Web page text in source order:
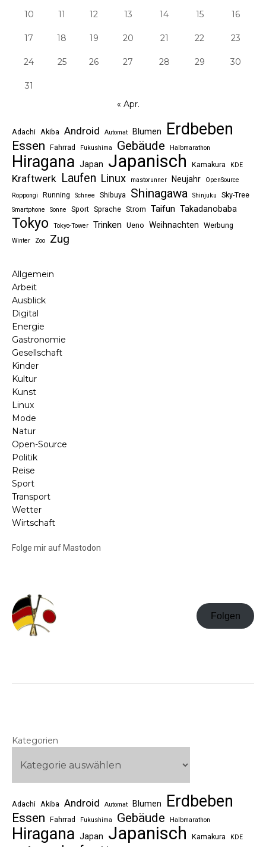
10 11 12 13 14 15 16
17 18 19 20 21 22 23
24 25 26 27 28 29 30
31
« Apr.
Adachi Akiba Android Automat Blumen Erdbeben
Essen Fahrrad Fukushima Gebäude Halbmarathon
Hiragana Japan Japanisch Kamakura KDE
Kraftwerk Laufen Linux mastorunner Neujahr
OpenSource
Roppongi
Running Schnee Shibuya Shinagawa Shinjuku Sky-Tree
Smartphone Sonne Sport Sprache Strom Taifun Takadanobaba
Tokyo Tokyo-Tower Trinken Ueno Weihnachten Werbung
Winter Zoo Zug
Allgemein
Arbeit
Ausblick
Digital
Energie
Gastronomie
Gesellschaft
Kinder
Kultur
Kunst
Linux
Mode
Natur
Open-Source
Politik
Reise
Sport
Transport
Wetter
Wirtschaft
Folge mir auf Mastodon
Folgen
Kategorien
Adachi Akiba Android Automat Blumen Erdbeben
Essen Fahrrad Fukushima Gebäude Halbmarathon
Hiragana Japan Japanisch Kamakura KDE